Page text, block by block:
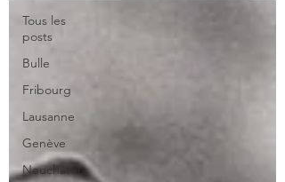
Tous les
posts
Bulle
Fribourg
Lausanne
Genève
Neuchâtel